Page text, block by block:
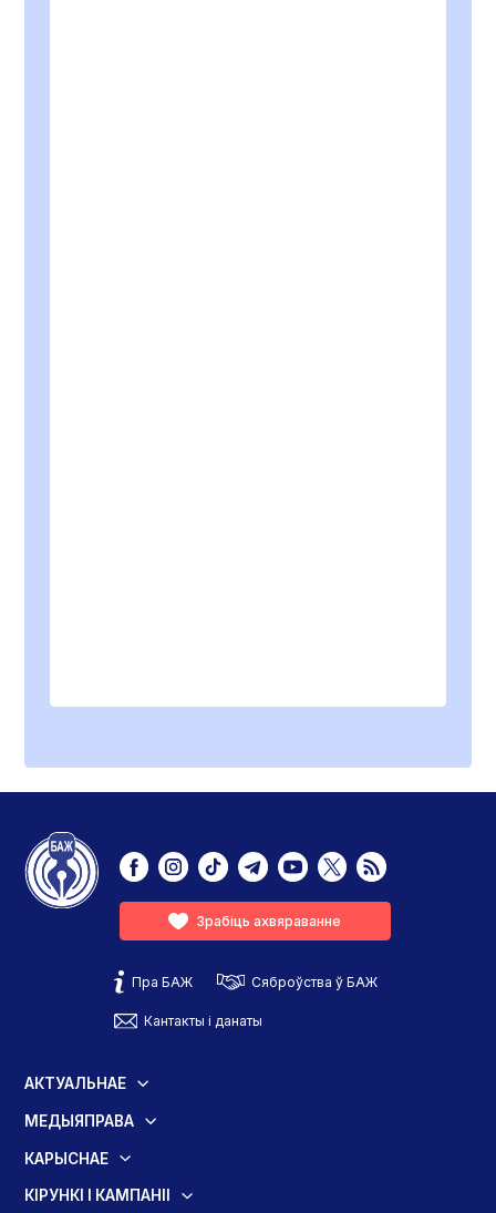
Зрабіць ахвяраванне
Пра БАЖ Сяброўства ў БАЖ
Кантакты і данаты
АКТУАЛЬНАЕ
МЕДЫЯПРАВА
КАРЫСНАЕ
КІРУНКІ І КАМПАНІІ